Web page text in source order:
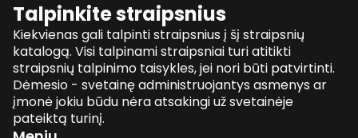
Talpinkite straipsnius
Kiekvienas gali talpinti straipsnius į šį straipsnių
katalogą. Visi talpinami straipsniai turi atitikti
straipsnių talpinimo taisykles, jei nori būti patvirtinti.
Dėmesio - svetainę administruojantys asmenys ar
įmonė jokiu būdu nėra atsakingi už svetainėje
pateiktą turinį.